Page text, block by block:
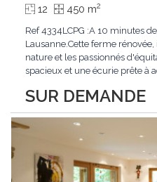
SUR DEMANDE
12 450 m2
Ref 4334LCPG :A 10 minutes
Lausanne.Cette ferme
nature et les passionnés
spacieux et une écurie prête à
authentique et confort
duplex 2,5 pièces, duplex 4,5